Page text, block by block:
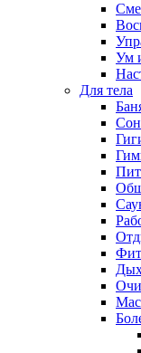
Ум
Для тела
Сон